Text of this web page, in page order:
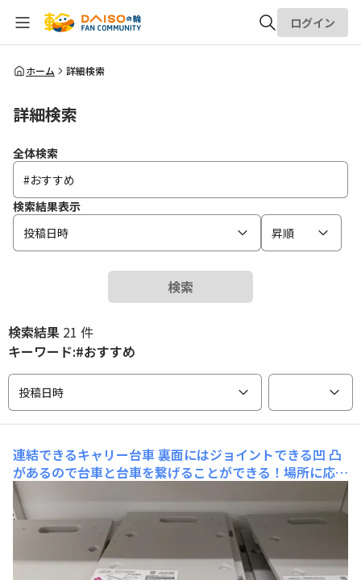
全体検索
ログイン
ホーム 詳細検索
詳細検索
全体検索
検索結果表示
投稿日時
昇順
検索
検索結果 21 件
キーワード:#おすすめ
投稿日時
連結できるキャリー台車裏面にはジョイントできる凹 凸
があるので台車と台車を繋げることができる！場所に応じ
て拡張できます！